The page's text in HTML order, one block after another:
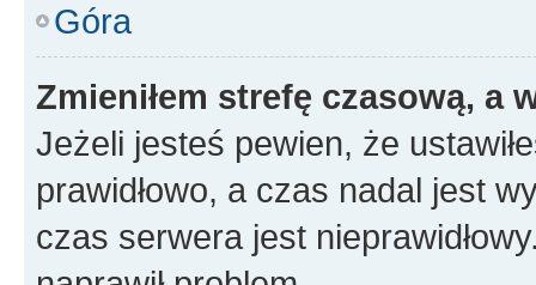
Góra
Zmieniłem strefę czasową, a
Jeżeli jesteś pewien, że
prawidłowo, a czas nadal jest
czas serwera jest